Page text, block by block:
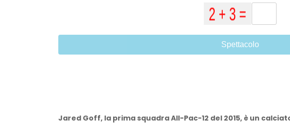
Spettacolo
Jared Goff, la prima squadra All-Pac-12 del 2015, è un